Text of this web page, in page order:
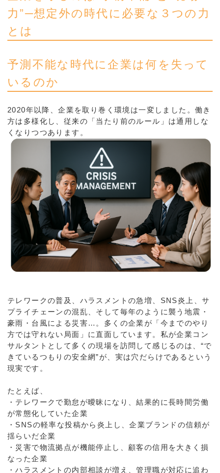
力”─想定外の時代に必要な３つの力
とは
予測不能な時代に企業は何を失って
いるのか
2020年以降、企業を取り巻く環境は一変しました。働き
方は多様化し、従来の「当たり前のルール」は通用しな
くなりつつあります。
テレワークの普及、ハラスメントの急増、SNS炎上、サ
プライチェーンの混乱、そして毎年のように襲う地震・
豪雨・台風による災害…。多くの企業が「今までのやり
方では守れない局面」に直面しています。私が企業コン
サルタントとして多くの現場を訪問して感じるのは、“で
きているつもりの安全網”が、実は穴だらけであるという
現実です。
たとえば、
・テレワークで勤怠が曖昧になり、結果的に長時間労働
が常態化していた企業
・SNSの軽率な投稿から炎上し、企業ブランドの信頼が
揺らいだ企業
・災害で物流拠点が機能停止し、顧客の信用を大きく損
なった企業
・ハラスメントの内部相談が増え、管理職が対応に追わ